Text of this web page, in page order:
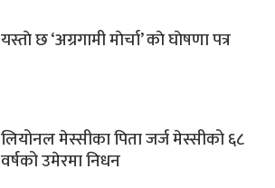
यस्ताे छ ‘अग्रगामी माेर्चा’ काे घाेषणा पत्र
लियोनल मेस्सीका पिता जर्ज मेस्सीको ६८
वर्षको उमेरमा निधन